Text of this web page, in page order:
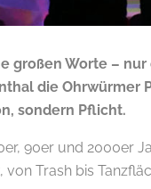
großen Worte –
die Ohrwürmer
sondern Pflicht.
90er und 2000er
Trash bis